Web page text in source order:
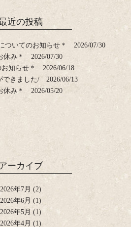
近の投稿
ついてのお知らせ＊
2026/07/30
休み＊
2026/07/30
知らせ＊
2026/06/18
できました/
2026/06/13
休み＊
2026/05/20
ーカイブ
2026年7月 (2)
2026年6月 (1)
2026年5月 (1)
2026年4月 (1)